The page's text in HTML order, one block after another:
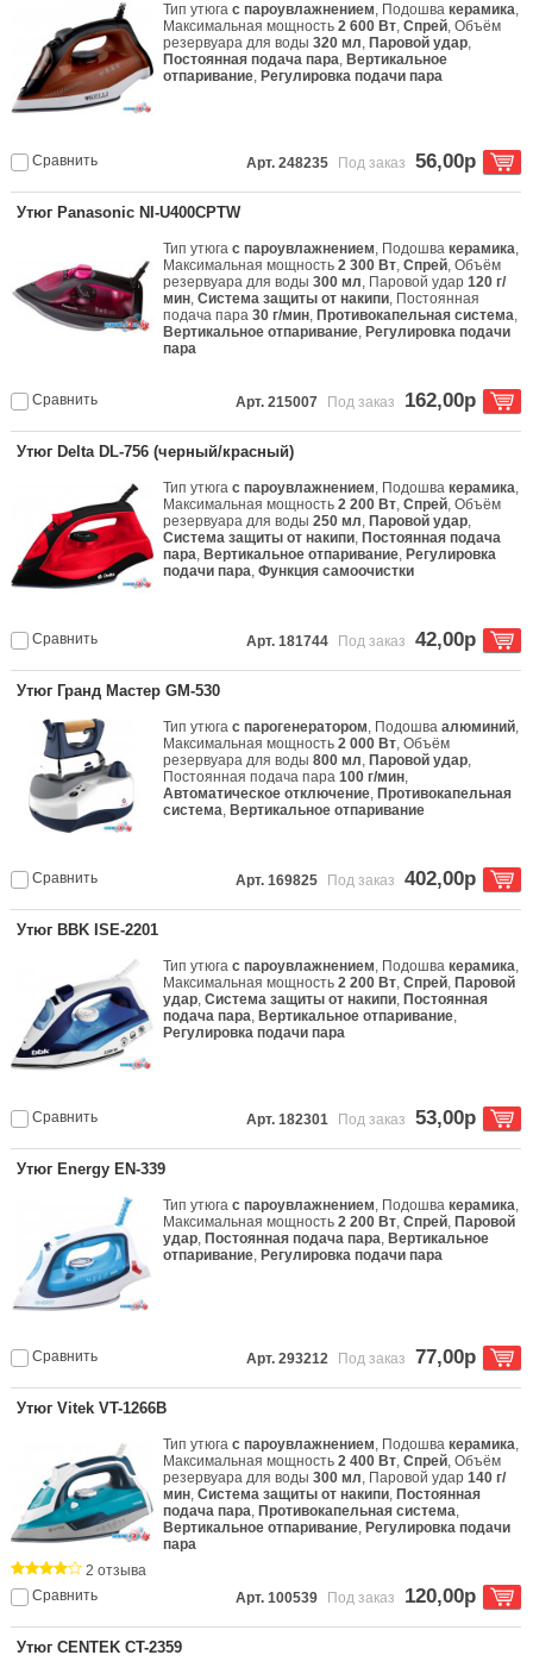
Тип утюгас пароувлажнением, Подошвакерамика,
Максимальная мощность2 600 Вт,Спрей, Объём
резервуара для воды320 мл, Паровой удар,
Постоянная подача пара, Вертикальное
отпаривание, Регулировка подачи пара
Сравнить Арт. 248235 Под заказ 56,00р
Утюг Panasonic NI-U400CPTW
Тип утюгас пароувлажнением, Подошвакерамика,
Максимальная мощность2 300 Вт,Спрей, Объём
резервуара для воды300 мл, Паровой удар120 г/
мин,Система защиты от накипи, Постоянная
подача пара30 г/мин, Противокапельная система,
Вертикальное отпаривание, Регулировка подачи
пара
Сравнить Арт. 215007 Под заказ 162,00р
Утюг Delta DL-756 (черный/красный)
Тип утюгас пароувлажнением, Подошвакерамика,
Максимальная мощность2 200 Вт,Спрей, Объём
резервуара для воды250 мл, Паровой удар,
Система защиты от накипи, Постоянная подача
пара, Вертикальное отпаривание, Регулировка
подачи пара,Функция самоочистки
Сравнить Арт. 181744 Под заказ 42,00р
Утюг Гранд Мастер GM-530
Тип утюгас парогенератором, Подошваалюминий,
Максимальная мощность2 000 Вт, Объём
резервуара для воды800 мл, Паровой удар,
Постоянная подача пара100 г/мин,
Автоматическое отключение, Противокапельная
система, Вертикальное отпаривание
Сравнить Арт. 169825 Под заказ 402,00р
Утюг BBK ISE-2201
Тип утюгас пароувлажнением, Подошвакерамика,
Максимальная мощность2 200 Вт,Спрей, Паровой
удар,Система защиты от накипи, Постоянная
подача пара, Вертикальное отпаривание,
Регулировка подачи пара
Сравнить Арт. 182301 Под заказ 53,00р
Утюг Energy EN-339
Тип утюгас пароувлажнением, Подошвакерамика,
Максимальная мощность2 200 Вт,Спрей, Паровой
удар, Постоянная подача пара, Вертикальное
отпаривание, Регулировка подачи пара
Сравнить Арт. 293212 Под заказ 77,00р
Утюг Vitek VT-1266B
Тип утюгас пароувлажнением, Подошвакерамика,
Максимальная мощность2 400 Вт,Спрей, Объём
резервуара для воды300 мл, Паровой удар140 г/
мин,Система защиты от накипи, Постоянная
подача пара, Противокапельная система,
Вертикальное отпаривание, Регулировка подачи
пара
Сравнить
2 отзыва
Арт. 100539
Под заказ 120,00р
Утюг CENTEK CT-2359